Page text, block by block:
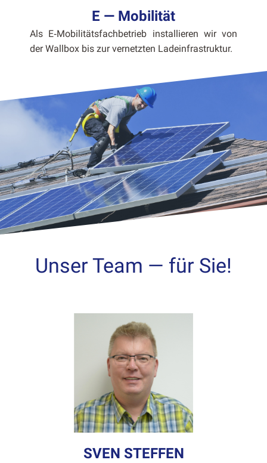
E — Mobilität
Als E‑Mobilitätsfachbetrieb instal­lieren wir von
der Wall­box bis zur ver­net­zten Lade­in­fra­struk­tur.
Unser Team — für Sie!
SVEN STEFFEN